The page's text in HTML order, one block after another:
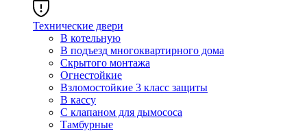
Технические двери
В котельную
В подъезд многоквартирного дома
Скрытого монтажа
Огнестойкие
Взломостойкие 3 класс защиты
В кассу
С клапаном для дымососа
Тамбурные